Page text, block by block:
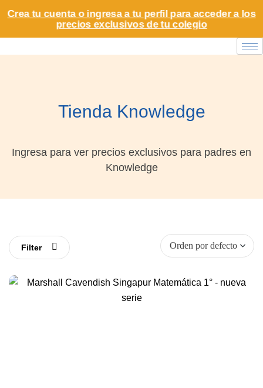
Crea tu cuenta o ingresa a tu perfil para acceder a los
precios exclusivos de tu colegio
Tienda Knowledge
Ingresa para ver precios exclusivos para padres en
Knowledge
Filter